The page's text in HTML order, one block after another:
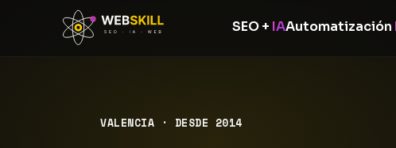
VALENCIA · DESDE 2014
SEO + IAAutomatización